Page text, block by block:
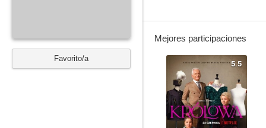
Favorito/a
Mejores participaciones
5.5